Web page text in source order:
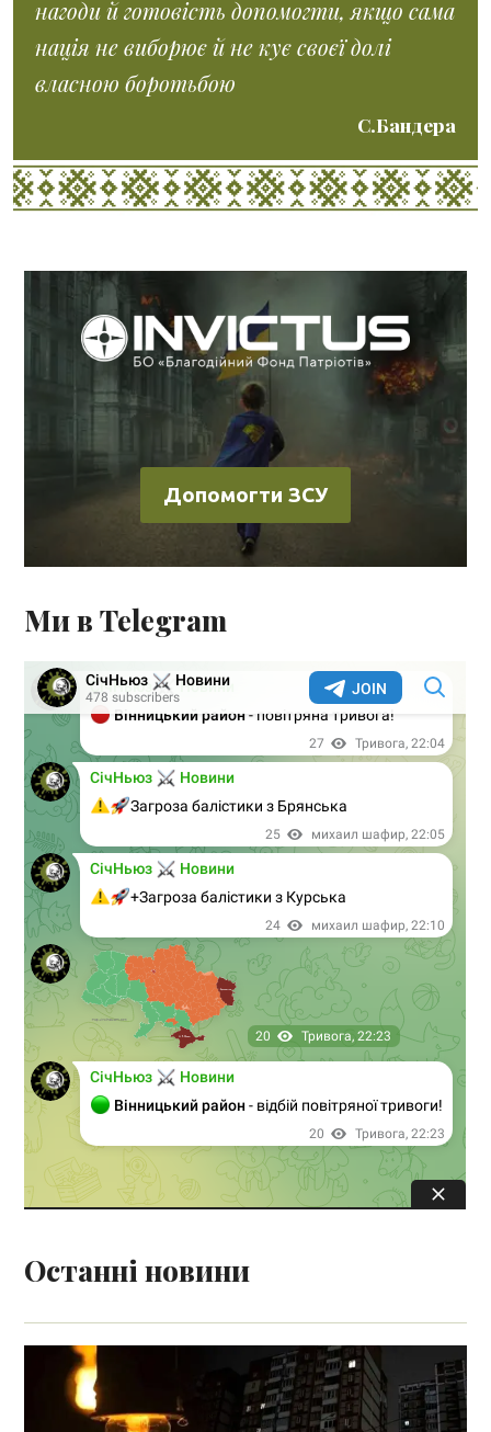
нагоди й готовість допомогти, якщо сама
нація не виборює й не кує своєї долі
власною боротьбою
С.Бандера
Допомогти ЗСУ
Ми в Telegram
Останні новини